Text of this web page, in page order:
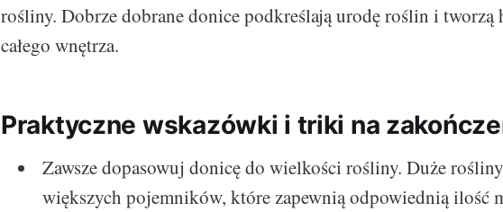
rośliny. Dobrze dobrane donice podkreślają urodę roślin i tworzą
całego wnętrza.
Praktyczne wskazówki i triki na
Zawsze dopasowuj donicę do wielkości rośliny. Duże
większych pojemników, które zapewnią odpowiednią ilość